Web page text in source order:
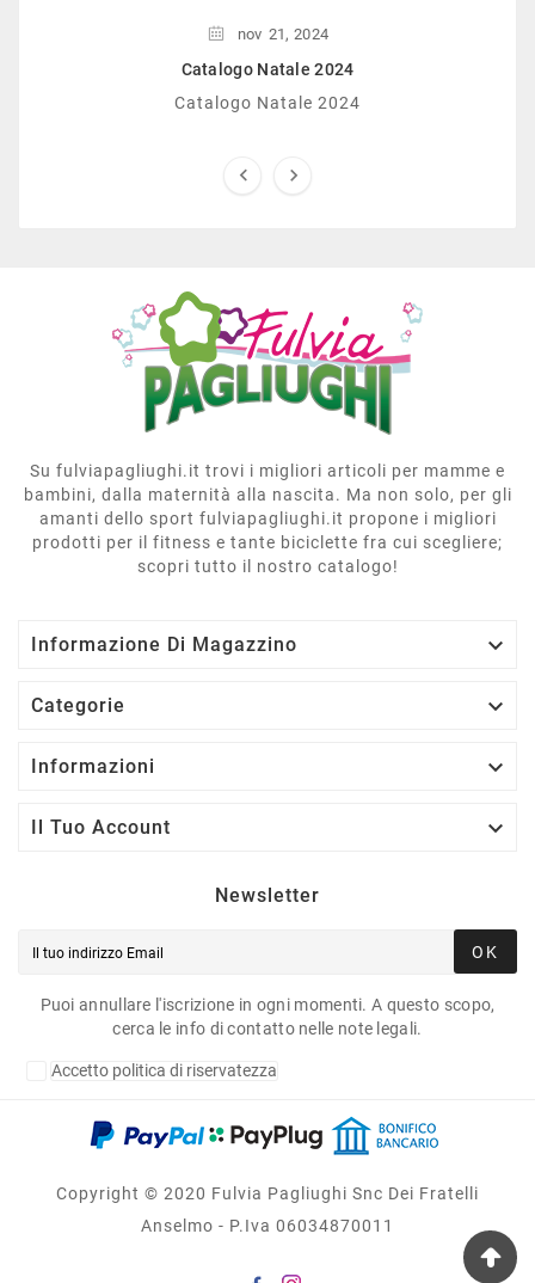
nov 21, 2024
Catalogo Natale 2024
Catalogo Natale 2024
 
Su fulviapagliughi.it trovi i migliori articoli per mamme e
bambini, dalla maternità alla nascita. Ma non solo, per gli
amanti dello sport fulviapagliughi.it propone i migliori
prodotti per il fitness e tante biciclette fra cui scegliere;
scopri tutto il nostro catalogo!
Informazione Di Magazzino 
Categorie 
Informazioni 
Il Tuo Account 
Newsletter
OK
Puoi annullare l'iscrizione in ogni momenti. A questo scopo,
cerca le info di contatto nelle note legali.
Accetto politica di riservatezza
Copyright © 2020 Fulvia Pagliughi Snc Dei Fratelli
Anselmo - P.Iva 06034870011